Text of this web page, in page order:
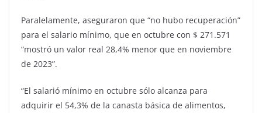
Paralelamente, aseguraron que “no hubo recuperación”
para el salario mínimo, que en octubre con $ 271.571
“mostró un valor real 28,4% menor que en noviembre
de 2023”.
“El salarió mínimo en octubre sólo alcanza para
adquirir el 54,3% de la canasta básica de alimentos,